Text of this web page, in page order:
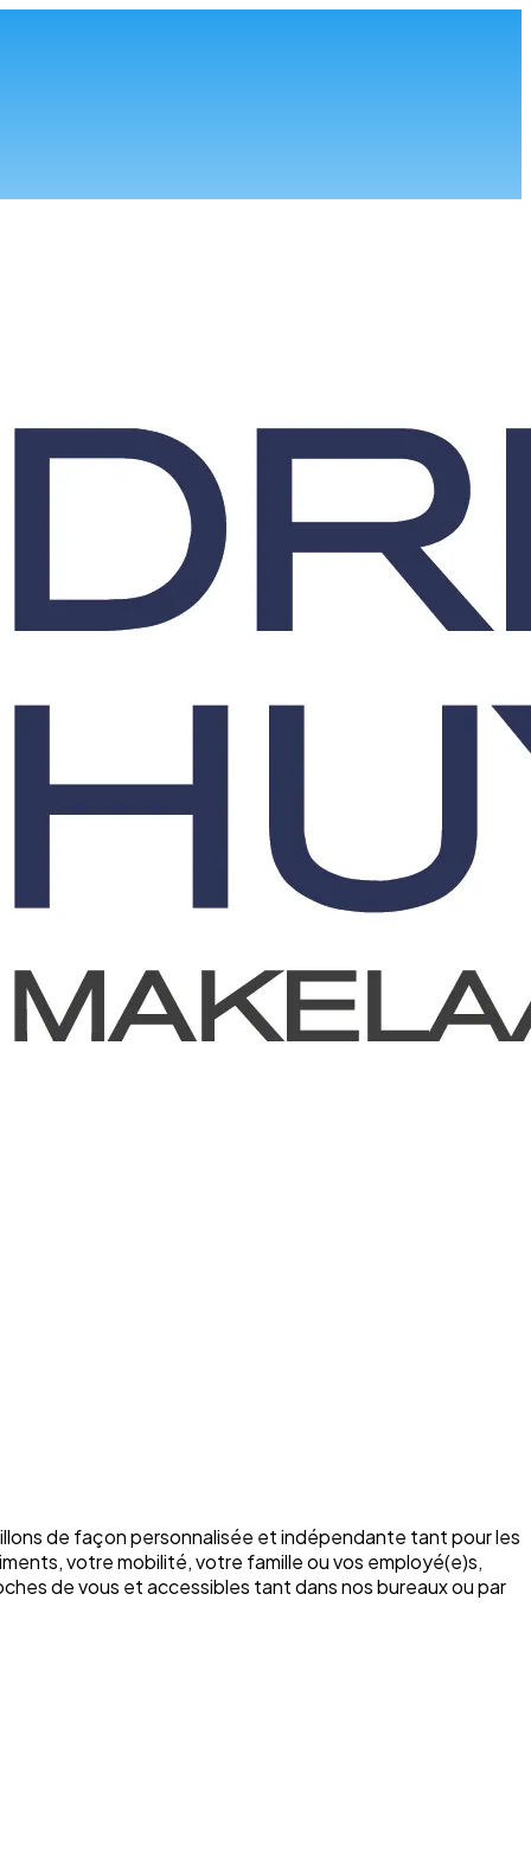
de façon personnalisée et indépendante tant pour les
votre mobilité, votre famille ou vos employé(e)s,
de vous et accessibles tant dans nos bureaux ou par